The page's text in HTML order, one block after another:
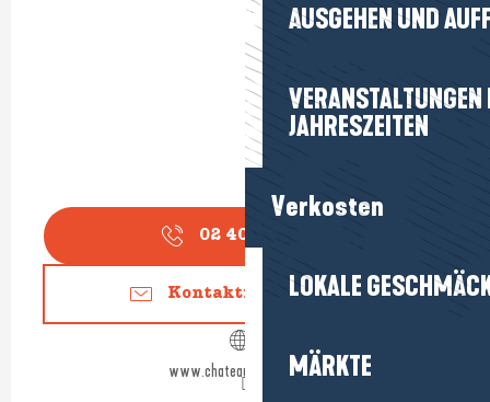
AUSGEHEN UND
JAHRESZEITEN
Verkosten
LOKALE
MÄRKTE
02 40 54 91
Kontaktieren Sie uns
www.chateaudegoulaine.fr